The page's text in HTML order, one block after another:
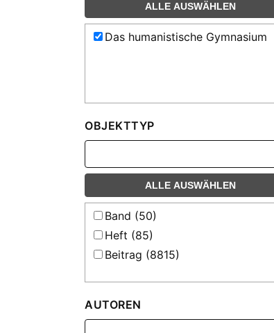
ALLE AUSWÄHLEN
Das humanistische Gymnasium
OBJEKTTYP
ALLE AUSWÄHLEN
Band (50)
Heft (85)
Beitrag (8815)
AUTOREN